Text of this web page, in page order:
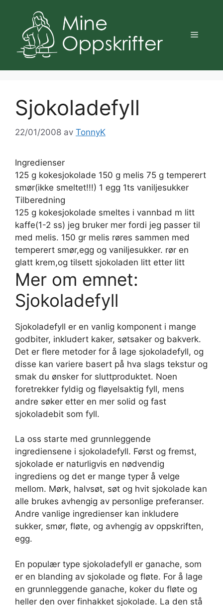
innhold
Meny
Sjokoladefyll
22/01/2008 av TonnyK
Ingredienser
125 g kokesjokolade 150 g melis 75 g temperert
smør(ikke smeltet!!!) 1 egg 1ts vaniljesukker
Tilberedning
125 g kokesjokolade smeltes i vannbad m litt
kaffe(1-2 ss) jeg bruker mer fordi jeg passer til
med melis. 150 gr melis røres sammen med
temperert smør,egg og vaniljesukker. rør en
glatt krem,og tilsett sjokoladen litt etter litt
Mer om emnet:
Sjokoladefyll
Sjokoladefyll er en vanlig komponent i mange
godbiter, inkludert kaker, søtsaker og bakverk.
Det er flere metoder for å lage sjokoladefyll, og
disse kan variere basert på hva slags tekstur og
smak du ønsker for sluttproduktet. Noen
foretrekker fyldig og fløyelsaktig fyll, mens
andre søker etter en mer solid og fast
sjokoladebit som fyll.
La oss starte med grunnleggende
ingrediensene i sjokoladefyll. Først og fremst,
sjokolade er naturligvis en nødvendig
ingrediens og det er mange typer å velge
mellom. Mørk, halvsøt, søt og hvit sjokolade kan
alle brukes avhengig av personlige preferanser.
Andre vanlige ingredienser kan inkludere
sukker, smør, fløte, og avhengig av oppskriften,
egg.
En populær type sjokoladefyll er ganache, som
er en blanding av sjokolade og fløte. For å lage
en grunnleggende ganache, koker du fløte og
heller den over finhakket sjokolade. La den stå